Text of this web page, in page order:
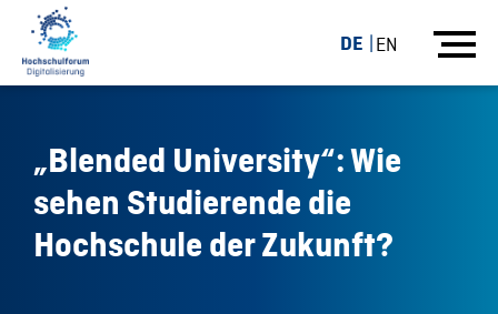
DE EN
„Blended University“: Wie
sehen Studierende die
Hochschule der Zukunft?